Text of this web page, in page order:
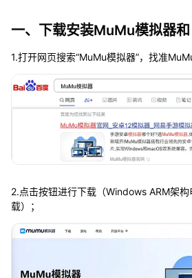
一、下载安装MuMu模拟器和
1.打开网页搜索“MuMu模拟器”，找准
2.点击按钮进行下载（Windows ARM架
载）；